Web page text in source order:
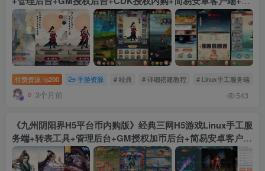
细搭建教程
付费资源 200 手游资源 # 经典 # 详细搭建教程 # Linux手工服务端
3个月前 543
《九州阴阳界H5平台币内购版》经典三网H5游戏Linux手工服
务端+转表工具+管理后台+GM授权加币后台+简易安卓客户端
+详细搭建教程